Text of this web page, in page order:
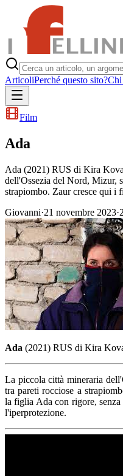
ArticoliPerché questo sito?Chi
Film
Ada
Ada (2021) RUS di Kira
dell'Ossezia del Nord, Mizur,
strapiombo. Zaur cresce qui
Giovanni·21 novembre 2023·2
Ada (2021) RUS di Kira
La piccola città mineraria
tra pareti rocciose a
la figlia Ada con rigore,
l'iperprotezione.